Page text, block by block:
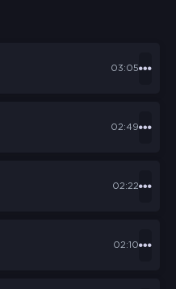
03:05
02:49
02:22
02:10